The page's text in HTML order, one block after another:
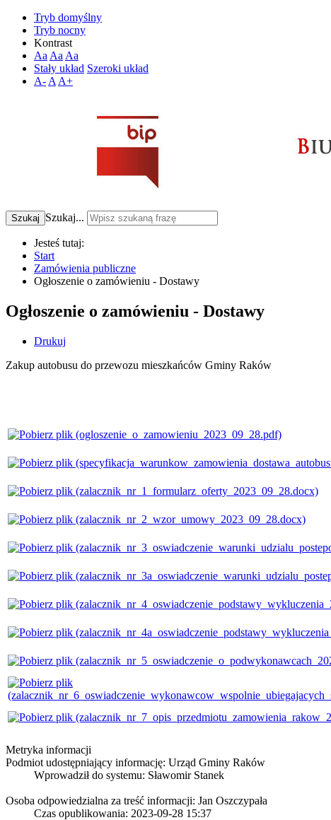
Tryb domyślny
Tryb nocny
Kontrast
Aa Aa Aa
Stały układ Szeroki układ
A- A A+
Szukaj Szukaj...
Jesteś tutaj:
Start
Zamówienia publiczne
Ogłoszenie o zamówieniu - Dostawy
Ogłoszenie o zamówieniu - Dostawy
Drukuj
Zakup autobusu do przewozu mieszkańców Gminy Raków
Metryka informacji
Podmiot udostępniający informację: Urząd Gminy Raków
Wprowadził do systemu: Sławomir Stanek
Osoba odpowiedzialna za treść informacji: Jan Oszczypała
Czas opublikowania: 2023-09-28 15:37